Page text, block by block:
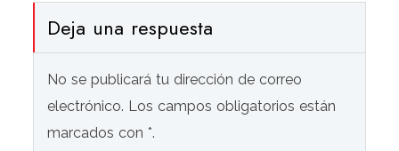
Deja una respuesta
No se publicará tu dirección de correo
electrónico. Los campos obligatorios están
marcados con *.